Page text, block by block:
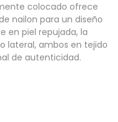
colocado ofrece
nailon para un diseño
en piel repujada, la
lateral, ambos en tejido
de autenticidad.